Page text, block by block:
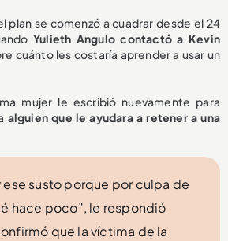
plan se comenzó a cuadrar desde el 24
Yulieth Angulo contactó a Kevin
cuánto les costaría aprender a usar un
mujer le escribió nuevamente para
alguien que le ayudara a retener a una
ese susto porque por culpa de
hace poco”, le respondió
que la víctima de la